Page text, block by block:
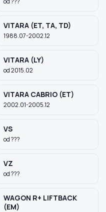
VITARA (ET, TA, TD)
1988.07-2002.12
VITARA (LY)
od 2015.02
VITARA CABRIO (ET)
2002.01-2005.12
VS
od ???
VZ
od ???
WAGON R+ LIFTBACK
(EM)